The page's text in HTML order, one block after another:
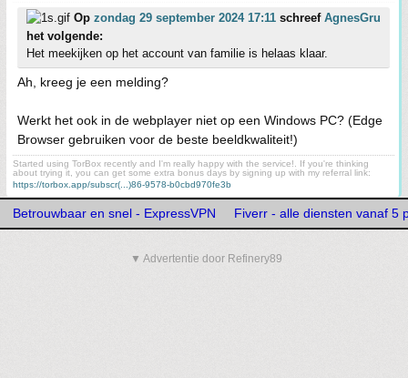
Op zondag 29 september 2024 17:11 schreef AgnesGru
het volgende:
Het meekijken op het account van familie is helaas klaar.
Ah, kreeg je een melding?
Werkt het ook in de webplayer niet op een Windows PC? (Edge
Browser gebruiken voor de beste beeldkwaliteit!)
Started using TorBox recently and I'm really happy with the service!. If you're thinking
about trying it, you can get some extra bonus days by signing up with my referral link:
https://torbox.app/subscr(...)86-9578-b0cbd970fe3b
Betrouwbaar en snel - ExpressVPN Fiverr - alle diensten vanaf 5
▼ Advertentie door Refinery89